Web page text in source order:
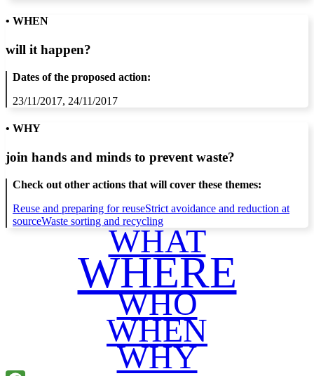
• WHEN
will it happen?
Dates of the proposed action:
23/11/2017, 24/11/2017
• WHY
join hands and minds to prevent waste?
Check out other actions that will cover these themes:
Reuse and preparing for reuseStrict avoidance and reduction at
sourceWaste sorting and recycling
WHAT
WHERE
WHO
WHEN
WHY